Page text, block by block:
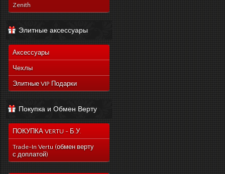
Zenith
Элитные аксессуары
Аксессуары
Чехлы
Элитные VIP Подарки
Покупка и Обмен Верту
ПОКУПКА VERTU - Б.У.
Trade-In Vertu (обмен верту
с доплатой)